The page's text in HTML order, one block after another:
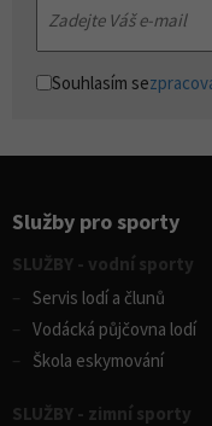
Souhlasím se
Služby pro sporty
SLUŽBY - vodní sporty
Servis lodí a člunů
Vodácká půjčovna lodí
Škola eskymování
SLUŽBY - zimní sporty